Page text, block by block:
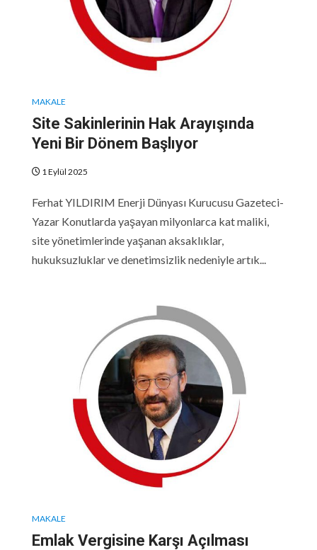
MAKALE
Site Sakinlerinin Hak Arayışında
Yeni Bir Dönem Başlıyor
1 Eylül 2025
Ferhat YILDIRIM Enerji Dünyası Kurucusu Gazeteci-
Yazar Konutlarda yaşayan milyonlarca kat maliki,
site yönetimlerinde yaşanan aksaklıklar,
hukuksuzluklar ve denetimsizlik nedeniyle artık...
MAKALE
Emlak Vergisine Karşı Açılması